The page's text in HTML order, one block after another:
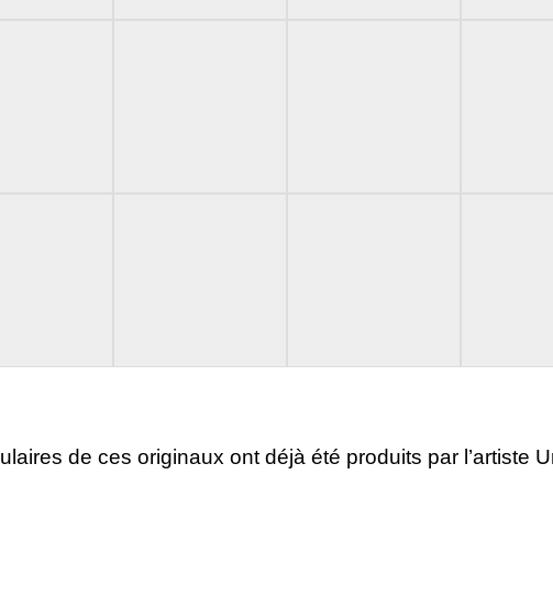
de ces originaux ont déjà été produits par l’artiste